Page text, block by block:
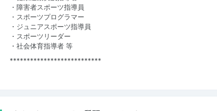
・障害者スポーツ指導員
・スポーツプログラマー
・ジュニアスポーツ指導員
・スポーツリーダー
・社会体育指導者 等
***************************